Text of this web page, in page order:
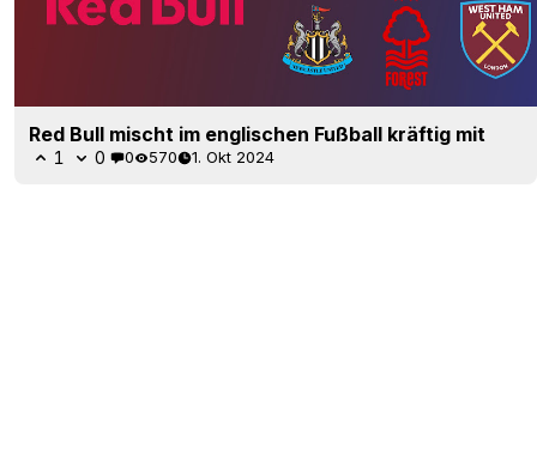
Red Bull mischt im englischen Fußball kräftig mit
1 0 0 570 1. Okt 2024